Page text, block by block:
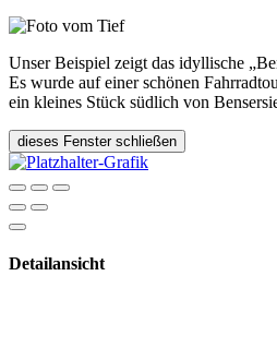
Unser Beispiel zeigt das idyllische
Es wurde auf einer schönen
ein kleines Stück südlich von
dieses Fenster schließen
Detailansicht